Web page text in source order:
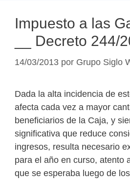
Impuesto a las
__ Decreto 244/
14/03/2013 por Grupo Siglo
Dada la alta incidencia de
afecta cada vez a mayor
beneficiarios de la Caja, y
significativa que reduce
ingresos, resulta necesario
para el año en curso, atento
que se esperaba luego de